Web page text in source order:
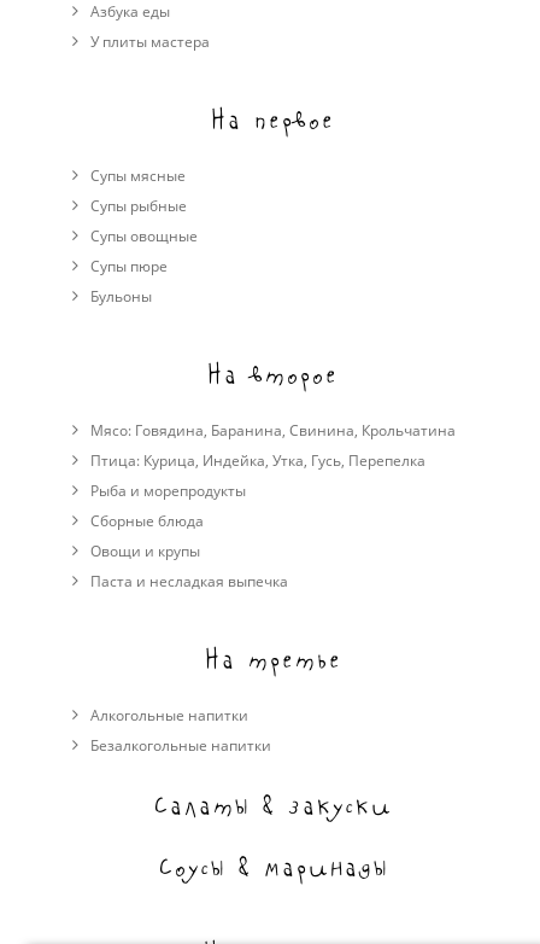
Азбука еды
У плиты мастера
На первое
Супы мясные
Супы рыбные
Супы овощные
Cупы пюре
Бульоны
На второе
Мясо: Говядина, Баранина, Свинина, Крольчатина
Птица: Курица, Индейка, Утка, Гусь, Перепелка
Рыба и морепродукты
Сборные блюда
Овощи и крупы
Паста и несладкая выпечка
На третье
Алкогольные напитки
Безалкогольные напитки
Салаты & закуски
Соусы & маринады